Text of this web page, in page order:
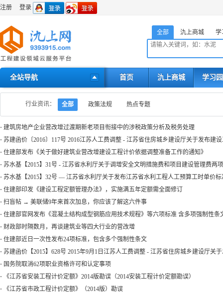
注册 登录
全部 氿上商城 学
全站导航 首页 氿上商城 学习
行业资讯： 全部 政策法规 热点专题
· 建筑房地产企业营改增过渡期新老项目衔接中的涉税政策分析及税务处理
· 苏建函价〔2016〕117号 2016江苏人工费调整 - 江苏省住房城乡建设厅关于发布建
· 住建部发布《关于做好建筑业营改增建设工程计价依据调整准备工作的通知》
· 苏水基【2015】31号 - 江苏省水利厅关于调增安全文明措施费和项目建设管理费两
· 苏水基【2015】32号 — 江苏省水利厅关于发布江苏省水利工程人工预算工时单价标
· 住建部印发《建设工程定额管理办法》，实施满五年定额需全面修订
· 扫盲帖 → 美联储9年来首次加息，你应该了解这六件事
· 住建部官网发布《混凝土结构成型钢筋应用技术规程》等六项标准 含多项强制性条
· 财政部时隔数月，再谈建筑业等四大行业的营改增
· 住建部近日一次性发布24项标准，包含多个强制性条文
· 苏建函价【2015】628号 2015年9月1日江苏人工费调整 - 江苏省住房城乡建设厅关
· 国务院取消62项职业资格许可和认定事项
·
《江苏省安装工程计价定额》2014版勘误（2014安装工程计价定额勘误）
·
《江苏省市政工程计价定额》（2014版）勘误